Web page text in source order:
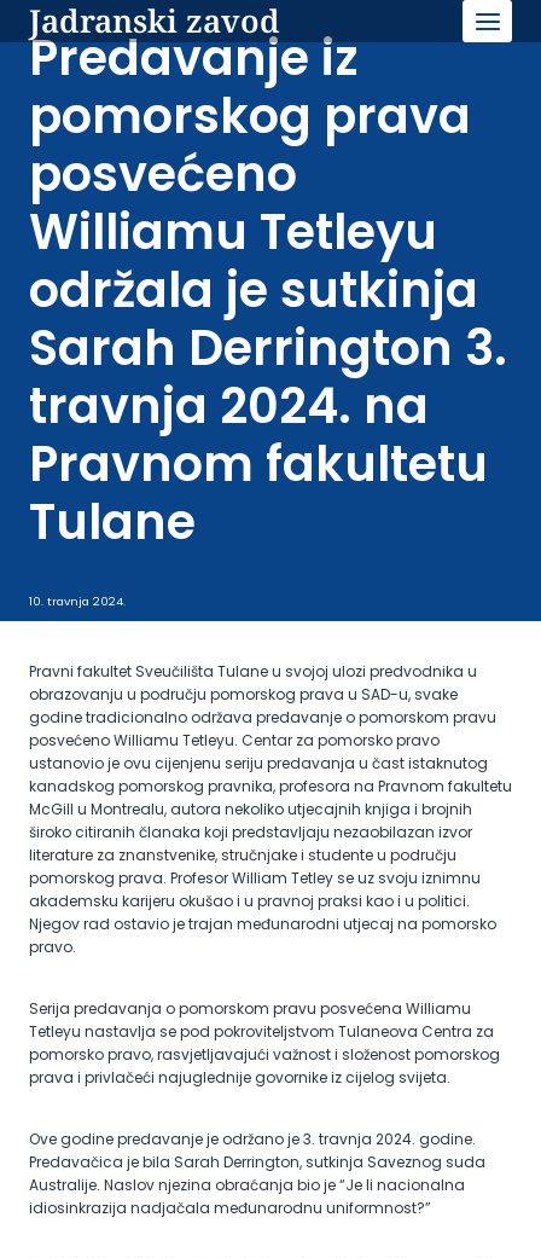
content
Jadranski zavod
Predavanje iz
pomorskog prava
posvećeno
Williamu Tetleyu
održala je sutkinja
Sarah Derrington 3.
travnja 2024. na
Pravnom fakultetu
Tulane
10. travnja 2024.
Pravni fakultet Sveučilišta Tulane u svojoj ulozi predvodnika u
obrazovanju u području pomorskog prava u SAD-u, svake
godine tradicionalno održava predavanje o pomorskom pravu
posvećeno Williamu Tetleyu. Centar za pomorsko pravo
ustanovio je ovu cijenjenu seriju predavanja u čast istaknutog
kanadskog pomorskog pravnika, profesora na Pravnom fakultetu
McGill u Montrealu, autora nekoliko utjecajnih knjiga i brojnih
široko citiranih članaka koji predstavljaju nezaobilazan izvor
literature za znanstvenike, stručnjake i studente u području
pomorskog prava. Profesor William Tetley se uz svoju iznimnu
akademsku karijeru okušao i u pravnoj praksi kao i u politici.
Njegov rad ostavio je trajan međunarodni utjecaj na pomorsko
pravo.
Serija predavanja o pomorskom pravu posvećena Williamu
Tetleyu nastavlja se pod pokroviteljstvom Tulaneova Centra za
pomorsko pravo, rasvjetljavajući važnost i složenost pomorskog
prava i privlačeći najuglednije govornike iz cijelog svijeta.
Ove godine predavanje je održano je 3. travnja 2024. godine.
Predavačica je bila Sarah Derrington, sutkinja Saveznog suda
Australije. Naslov njezina obraćanja bio je “Je li nacionalna
idiosinkrazija nadjačala međunarodnu uniformnost?”